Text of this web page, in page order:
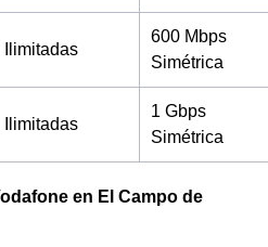
Ilimitadas
600 Mbps
Simétrica
Ilimitadas
1 Gbps
Simétrica
en El Campo de